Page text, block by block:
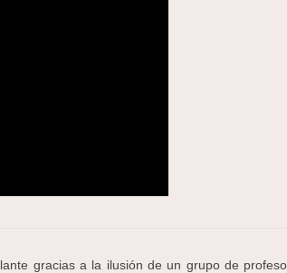
gracias a la ilusión de un grupo de